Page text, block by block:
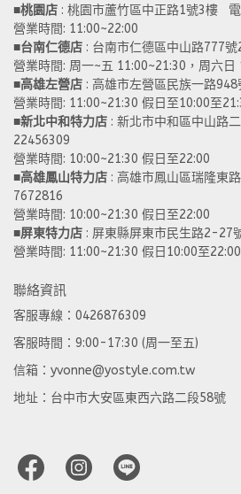
■桃園店 : 桃園市蘆竹區中正路1號3樓
營業時間: 11:00~22:00
■台南仁德店 : 台南市仁德區中山路777
營業時間: 周一~五 11:00~21:30，周六日
■高雄左營店 : 高雄市左營區民族一路
營業時間: 11:00~21:30 假日至10:00至
■新北中和特力店 : 新北市中和區中山路
22456309
營業時間: 10:00~21:30 假日至22:00
■高雄鳳山特力店 : 高雄市鳳山區瑞隆東
7672816
營業時間: 10:00~21:30 假日至22:00
■屏東特力店 : 屏東縣屏東市民生路2-27
營業時間: 11:00~21:30 假日10:00至22:00
聯絡資訊
客服專線：0426876309
客服時間：9:00-17:30 (周一至五)
信箱：yvonne@yostyle.com.tw
地址：台中市大安區東西六路二段58號